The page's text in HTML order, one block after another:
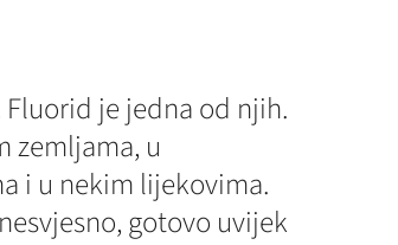
je jedna od njih.
zemljama, u
i u nekim lijekovima.
gotovo uvijek